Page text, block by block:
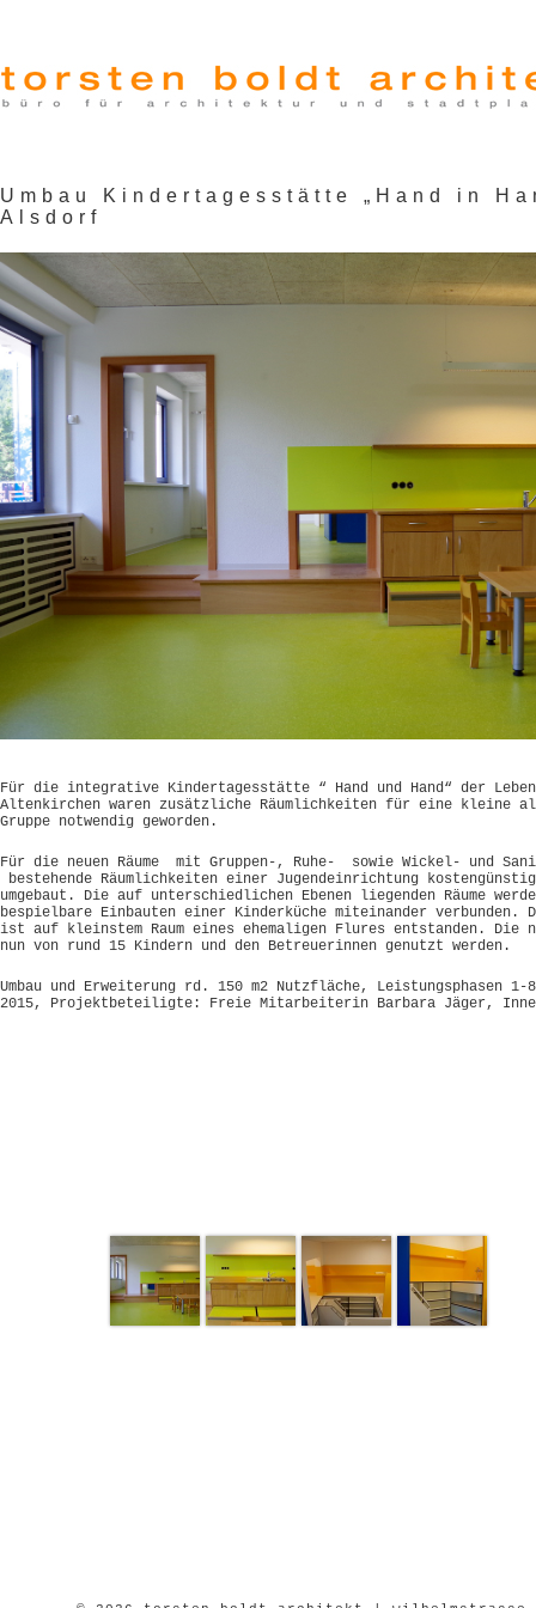
Umbau Kindertagesstätte „Hand in
Alsdorf
Für die integrative Kindertagesstätte “ Hand und Hand“ der
Altenkirchen waren zusätzliche Räumlichkeiten für eine kleine
Gruppe notwendig geworden.
Für die neuen Räume mit Gruppen-, Ruhe- sowie Wickel- und
bestehende Räumlichkeiten einer Jugendeinrichtung
umgebaut. Die auf unterschiedlichen Ebenen liegenden Räume
bespielbare Einbauten einer Kinderküche miteinander verbunden.
ist auf kleinstem Raum eines ehemaligen Flures entstanden. Die
nun von rund 15 Kindern und den Betreuerinnen genutzt werden.
Umbau und Erweiterung rd. 150 m2 Nutzfläche, Leistungsphasen
2015, Projektbeteiligte: Freie Mitarbeiterin Barbara Jäger,